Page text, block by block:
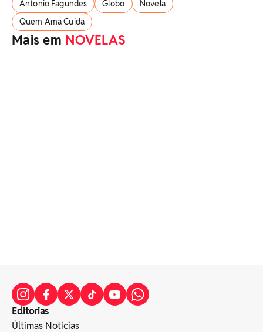
Antonio Fagundes Globo
Novela
Quem Ama Cuida
Mais em NOVELAS
Editorias
Últimas Notícias